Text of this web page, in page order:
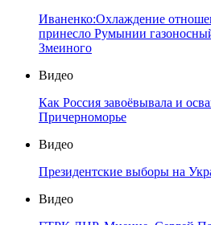
Иваненко:Охлаждение
принесло Румынии
Змеиного
Видео
Как Россия завоёвывала и
Причерноморье
Видео
Президентские выборы на
Видео